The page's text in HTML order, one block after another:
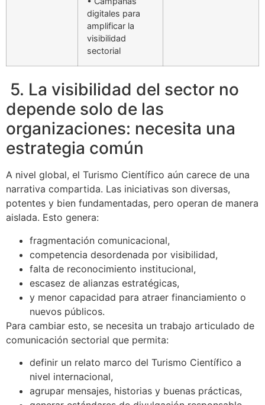
digitales para
amplificar la
visibilidad
sectorial
5. La visibilidad del sector no
depende solo de las
organizaciones: necesita una
estrategia común
A nivel global, el Turismo Científico aún carece de una
narrativa compartida. Las iniciativas son diversas,
potentes y bien fundamentadas, pero operan de manera
aislada. Esto genera:
fragmentación comunicacional,
competencia desordenada por visibilidad,
falta de reconocimiento institucional,
escasez de alianzas estratégicas,
y menor capacidad para atraer financiamiento o
nuevos públicos.
Para cambiar esto, se necesita un trabajo articulado de
comunicación sectorial que permita:
definir un relato marco del Turismo Científico a
nivel internacional,
agrupar mensajes, historias y buenas prácticas,